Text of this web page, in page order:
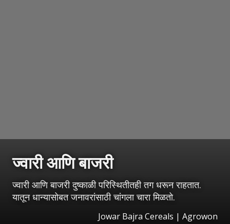
ज्वारी आणि बाजरी
ज्वारी आणि बाजरी दुष्काळी परिस्थितीतही तग धरून राहतात.
यातून धान्यासोबत जनावरांसाठी चांगला चारा मिळतो.
Jowar Bajra Cereals | Agrowon